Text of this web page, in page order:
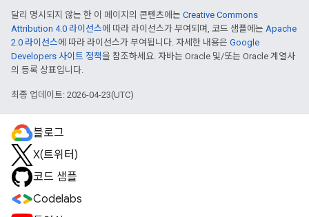
달리 명시되지 않는 한 이 페이지의 콘텐츠에는 Creative Commons
Attribution 4.0 라이선스에 따라 라이선스가 부여되며, 코드 샘플에는 Apache
2.0 라이선스에 따라 라이선스가 부여됩니다. 자세한 내용은 Google
Developers 사이트 정책을 참조하세요. 자바는 Oracle 및/또는 Oracle 계열사
의 등록 상표입니다.
최종 업데이트: 2026-04-23(UTC)
블로그
X(트위터)
코드 샘플
Codelabs